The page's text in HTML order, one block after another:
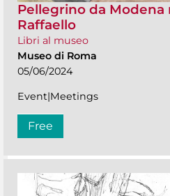
Pellegrino da
Raffaello
Libri al museo
Museo di Roma
05/06/2024
Event|Meetings
Free